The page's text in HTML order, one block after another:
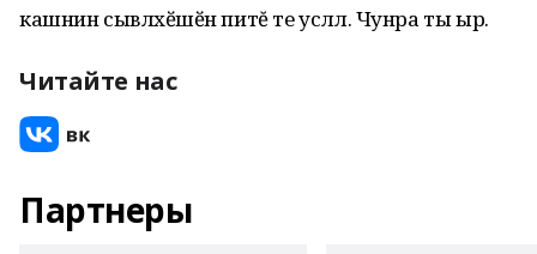
кашнин сывлӑхӗшӗн питĕ те усӑллӑ. Чунра ты ырӑ.
Читайте нас
Партнеры